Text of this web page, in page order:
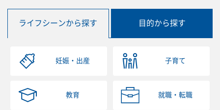
ライフシーンから探す 目的から探す
妊娠・出産 子育て
教育 就職・転職